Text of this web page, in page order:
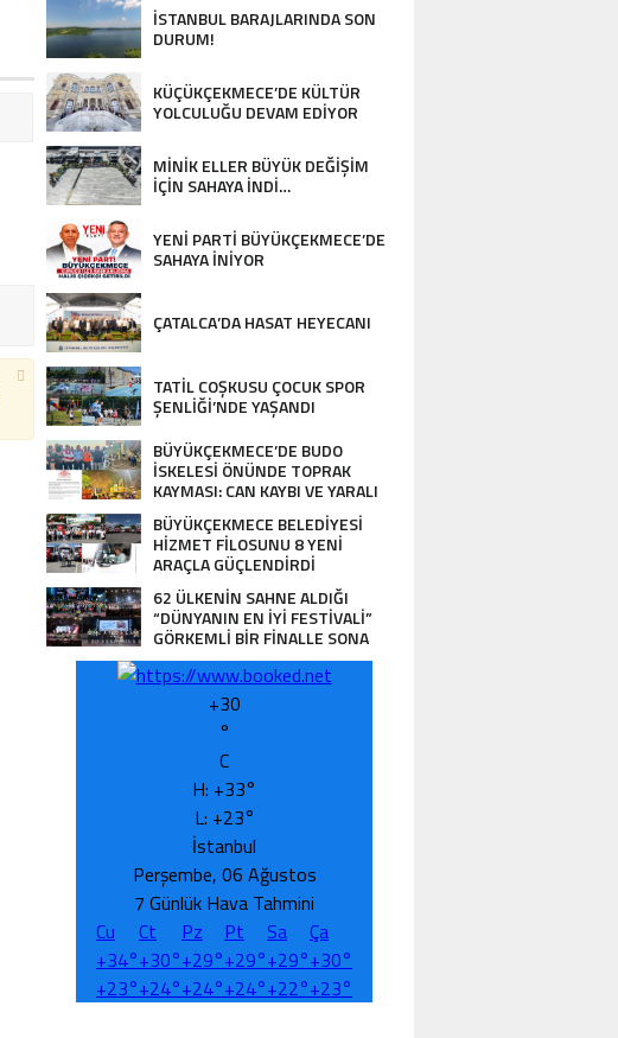
İSTANBUL BARAJLARINDA SON
DURUM!
KÜÇÜKÇEKMECE’DE KÜLTÜR
YOLCULUĞU DEVAM EDİYOR
MİNİK ELLER BÜYÜK DEĞİŞİM
İÇİN SAHAYA İNDİ…
YENİ PARTİ BÜYÜKÇEKMECE’DE
SAHAYA İNİYOR
ÇATALCA’DA HASAT HEYECANI
TATİL COŞKUSU ÇOCUK SPOR
ŞENLİĞİ’NDE YAŞANDI
BÜYÜKÇEKMECE’DE BUDO
İSKELESİ ÖNÜNDE TOPRAK
KAYMASI: CAN KAYBI VE YARALI
YOK…
BÜYÜKÇEKMECE BELEDİYESİ
HİZMET FİLOSUNU 8 YENİ
ARAÇLA GÜÇLENDİRDİ
62 ÜLKENİN SAHNE ALDIĞI
“DÜNYANIN EN İYİ FESTİVALİ”
GÖRKEMLİ BİR FİNALLE SONA
ERDİ
+30
°
C
H: +33°
L: +23°
İstanbul
Perşembe, 06 Ağustos
7 Günlük Hava Tahmini
Cu
Ct Pz Pt Sa
Ça
+34°+30°+29°+29°+29°+30°
+23°+24°+24°+24°+22°+23°